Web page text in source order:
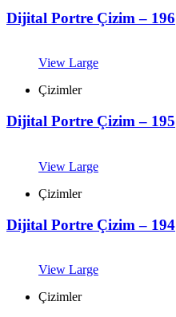
Dijital Portre Çizim – 196
View Large
Çizimler
Dijital Portre Çizim – 195
View Large
Çizimler
Dijital Portre Çizim – 194
View Large
Çizimler